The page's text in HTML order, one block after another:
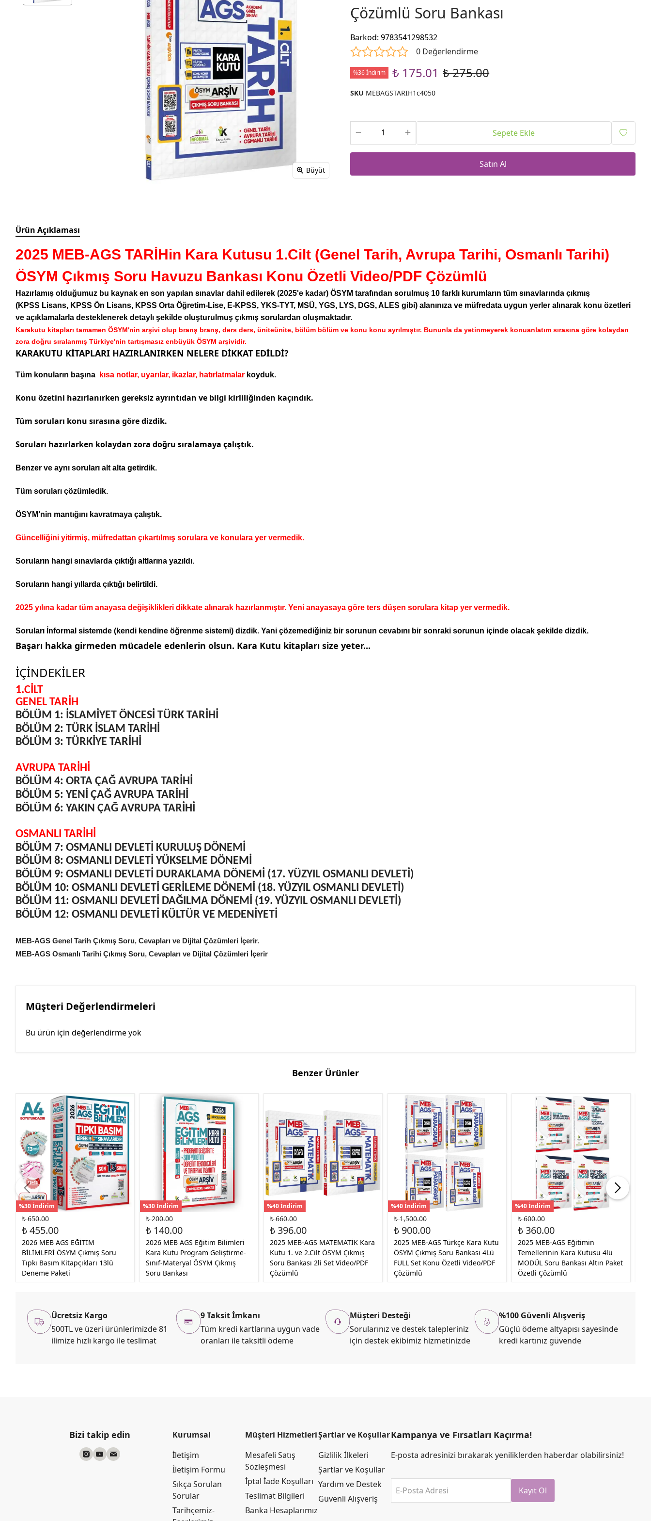
Büyüt
Çözümlü Soru Bankası
Barkod:9783541298532
0 Değerlendirme
%36 İndirim ₺ 175.01 ₺ 275.00
SKU MEBAGSTARIH1c4050
Sepete Ekle
Satın Al
Ürün Açıklaması
2025 MEB-AGS TARİHin Kara Kutusu 1.Cilt (Genel Tarih, Avrupa Tarihi, Osmanlı Tarihi)
ÖSYM Çıkmış Soru Havuzu Bankası Konu Özetli Video/PDF Çözümlü
Hazırlamış olduğumuz bu kaynak en son yapılan sınavlar dahil edilerek (2025'e kadar) ÖSYM tarafından sorulmuş 10 farklı kurumların tüm sınavlarında çıkmış
(KPSS Lisans, KPSS Ön Lisans, KPSS Orta Öğretim-Lise, E-KPSS, YKS-TYT, MSÜ, YGS, LYS, DGS, ALES gibi) alanınıza ve müfredata uygun yerler alınarak konu özetleri
ve açıklamalarla desteklenerek detaylı şekilde oluşturulmuş çıkmış sorulardan oluşmaktadır.
Karakutu kitapları tamamen ÖSYM'nin arşivi olup branş branş, ders ders, üniteünite, bölüm bölüm ve konu konu ayrılmıştır. Bununla da yetinmeyerek konuanlatım sırasına göre kolaydan
zora doğru sıralanmış Türkiye'nin tartışmasız enbüyük ÖSYM arşividir.
KARAKUTU KİTAPLARI HAZIRLANIRKEN NELERE DİKKAT EDİLDİ?
Tüm konuların başına kısa notlar, uyarılar, ikazlar, hatırlatmalar koyduk.
Konu özetini hazırlanırken gereksiz ayrıntıdan ve bilgi kirliliğinden kaçındık.
Tüm soruları konu sırasına göre dizdik.
Soruları hazırlarken kolaydan zora doğru sıralamaya çalıştık.
Benzer ve aynı soruları alt alta getirdik.
Tüm soruları çözümledik.
ÖSYM’nin mantığını kavratmaya çalıştık.
Güncelliğini yitirmiş, müfredattan çıkartılmış sorulara ve konulara yer vermedik.
Soruların hangi sınavlarda çıktığı altlarına yazıldı.
Soruların hangi yıllarda çıktığı belirtildi.
2025 yılına kadar tüm anayasa değişiklikleri dikkate alınarak hazırlanmıştır. Yeni anayasaya göre ters düşen sorulara kitap yer vermedik.
Soruları İnformal sistemde (kendi kendine öğrenme sistemi) dizdik. Yani çözemediğiniz bir sorunun cevabını bir sonraki sorunun içinde olacak şekilde dizdik.
Başarı hakka girmeden mücadele edenlerin olsun. Kara Kutu kitapları size yeter...
İÇİNDEKİLER
1.CİLT
GENEL TARİH
BÖLÜM 1: İSLAMİYET ÖNCESİ TÜRK TARİHİ
BÖLÜM 2: TÜRK İSLAM TARİHİ
BÖLÜM 3: TÜRKİYE TARİHİ
AVRUPA TARİHİ
BÖLÜM 4: ORTA ÇAĞ AVRUPA TARİHİ
BÖLÜM 5: YENİ ÇAĞ AVRUPA TARİHİ
BÖLÜM 6: YAKIN ÇAĞ AVRUPA TARİHİ
OSMANLI TARİHİ
BÖLÜM 7: OSMANLI DEVLETİ KURULUŞ DÖNEMİ
BÖLÜM 8: OSMANLI DEVLETİ YÜKSELME DÖNEMİ
BÖLÜM 9: OSMANLI DEVLETİ DURAKLAMA DÖNEMİ (17. YÜZYIL OSMANLI DEVLETİ)
BÖLÜM 10: OSMANLI DEVLETİ GERİLEME DÖNEMİ (18. YÜZYIL OSMANLI DEVLETİ)
BÖLÜM 11: OSMANLI DEVLETİ DAĞILMA DÖNEMİ (19. YÜZYIL OSMANLI DEVLETİ)
BÖLÜM 12: OSMANLI DEVLETİ KÜLTÜR VE MEDENİYETİ
MEB-AGS Genel Tarih Çıkmış Soru, Cevapları ve Dijital Çözümleri İçerir.
MEB-AGS Osmanlı Tarihi Çıkmış Soru, Cevapları ve Dijital Çözümleri İçerir
Müşteri Değerlendirmeleri
Bu ürün için değerlendirme yok
Benzer Ürünler
%30 İndirim
₺ 650.00
₺ 455.00
2026 MEB AGS EĞİTİM
BİLİMLERİ ÖSYM Çıkmış Soru
Tıpkı Basım Kitapçıkları 13lü
Deneme Paketi
%30 İndirim
₺ 200.00
₺ 140.00
2026 MEB AGS Eğitim Bilimleri
Kara Kutu Program Geliştirme-
Sınıf-Materyal ÖSYM Çıkmış
Soru Bankası
%40 İndirim
₺ 660.00
₺ 396.00
2025 MEB-AGS MATEMATİK Kara
Kutu 1. ve 2.Cilt ÖSYM Çıkmış
Soru Bankası 2li Set Video/PDF
Çözümlü
%40 İndirim
₺ 1,500.00
₺ 900.00
2025 MEB-AGS Türkçe Kara Kutu
ÖSYM Çıkmış Soru Bankası 4Lü
FULL Set Konu Özetli Video/PDF
Çözümlü
%40 İndirim
₺ 600.00
₺ 360.00
2025 MEB-AGS Eğitimin
Temellerinin Kara Kutusu 4lü
MODÜL Soru Bankası Altın Paket
Özetli Çözümlü
Ücretsiz Kargo
500TL ve üzeri ürünlerimizde 81
ilimize hızlı kargo ile teslimat
9 Taksit İmkanı
Tüm kredi kartlarına uygun vade
oranları ile taksitli ödeme
Müşteri Desteği
Sorularınız ve destek talepleriniz
için destek ekibimiz hizmetinizde
%100 Güvenli Alışveriş
Güçlü ödeme altyapısı sayesinde
kredi kartınız güvende
Bizi takip edin
Kurumsal
İletişim
İletişim Formu
Sıkça Sorulan
Sorular
Tarihçemiz-
Müşteri Hizmetleri
Mesafeli Satış
Sözleşmesi
İptal İade Koşulları
Teslimat Bilgileri
Banka Hesaplarımız
Şartlar ve Koşullar
Gizlilik İlkeleri
Şartlar ve Koşullar
Yardım ve Destek
Güvenli Alışveriş
Kampanya ve Fırsatları Kaçırma!
E-posta adresinizi bırakarak yeniliklerden haberdar olabilirsiniz!
E-Posta Adresi Kayıt Ol